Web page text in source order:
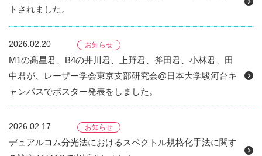
トされました。
2026.02.20 お知らせ
M1の髙星君、B4の井川君、上野君、斧田君、小林君、田
中君が、レーザー学会東京支部研究会@日本大学駿河台キ
ャンパスでポスター発表をしました。
2026.02.17 お知らせ
デュアルコム分光法におけるスペクトル規格化手法に関す